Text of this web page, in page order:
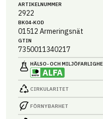
ARTIKEL­NUMMER
2922
BK04-KOD
01512 Armeringsnät
GTIN
7350011340217
HÄLSO- OCH
CIRKULARITET
FÖRNYBARHET